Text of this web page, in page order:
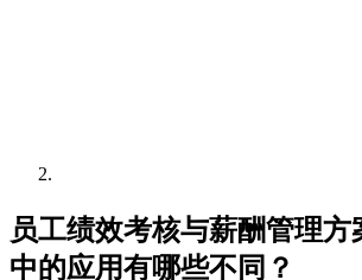
员工绩效考核与薪酬管理
中的应用有哪些不同？